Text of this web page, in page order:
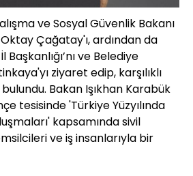
ve Sosyal Güvenlik Bakanı
Çağatay'ı, ardından da
ve Belediye
ziyaret edip, karşılıklı
Bakan Işıkhan Karabük
tesisinde 'Türkiye Yüzyılında
kapsamında sivil
ve iş insanlarıyla bir